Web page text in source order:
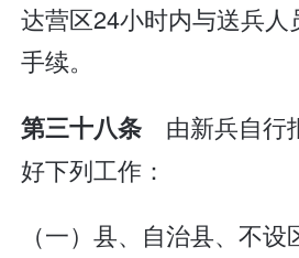
达营区24小时内与送兵
手续。
第三十八条 由新兵自行
好下列工作：
（一）县、自治县、不